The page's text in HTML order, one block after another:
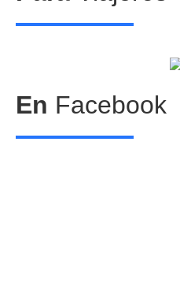
Centros
PetFriendly en
En Facebook